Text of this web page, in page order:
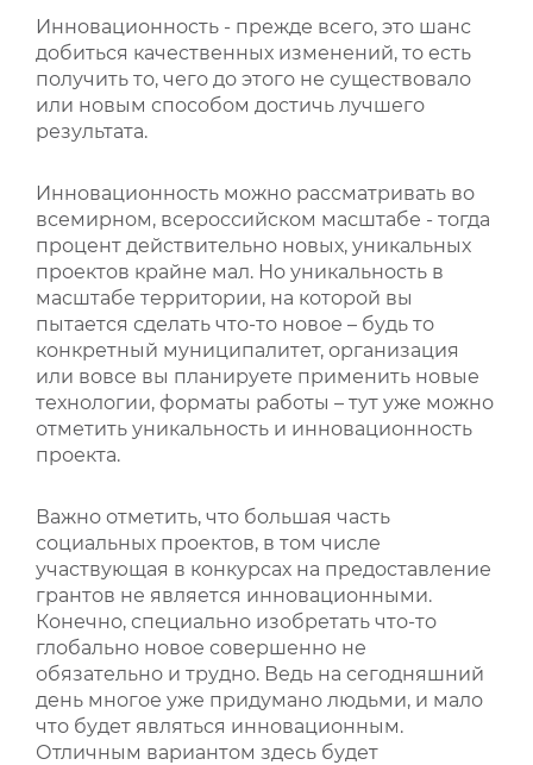
ВОЙТИ
Инновационность - прежде всего, это шанс
добиться качественных изменений, то есть
получить то, чего до этого не существовало
или новым способом достичь лучшего
результата.
Инновационность можно рассматривать во
всемирном, всероссийском масштабе - тогда
процент действительно новых, уникальных
проектов крайне мал. Но уникальность в
масштабе территории, на которой вы
пытается сделать что-то новое – будь то
конкретный муниципалитет, организация
или вовсе вы планируете применить новые
технологии, форматы работы – тут уже можно
отметить уникальность и инновационность
проекта.
Важно отметить, что большая часть
социальных проектов, в том числе
участвующая в конкурсах на предоставление
грантов не является инновационными.
Конечно, специально изобретать что-то
глобально новое совершенно не
обязательно и трудно. Ведь на сегодняшний
день многое уже придумано людьми, и мало
что будет являться инновационным.
Отличным вариантом здесь будет